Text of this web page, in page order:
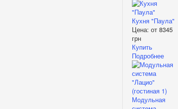
Кухня "Паула"
Цена: от 8345
грн
Купить
Подробнее
Модульная